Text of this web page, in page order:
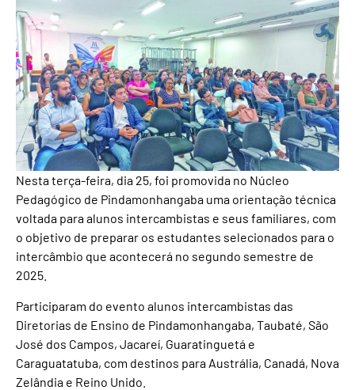
Nesta terça-feira, dia 25, foi promovida no Núcleo
Pedagógico de Pindamonhangaba uma orientação técnica
voltada para alunos intercambistas e seus familiares, com
o objetivo de preparar os estudantes selecionados para o
intercâmbio que acontecerá no segundo semestre de
2025.
Participaram do evento alunos intercambistas das
Diretorias de Ensino de Pindamonhangaba, Taubaté, São
José dos Campos, Jacareí, Guaratinguetá e
Caraguatatuba, com destinos para Austrália, Canadá, Nova
Zelândia e Reino Unido.